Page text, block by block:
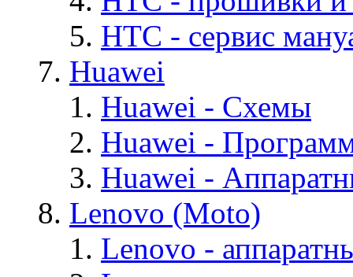
HTC - cервис
Huawei
Huawei - Cхемы
Huawei -
Huawei -
Lenovo (Moto)
Lenovo -